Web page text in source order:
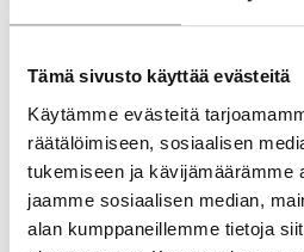
Tämä sivusto käyttää evästeitä
Käytämme evästeitä
räätälöimiseen, sosiaalisen
tukemiseen ja kävijämäärämme
jaamme sosiaalisen median,
alan kumppaneillemme tietoja
hanke. Rahoitamme useita hankkeita
Business Finlandin rahoittamissa
osarahoittajan roolissa, minkä lisäksi
myös rakennerahastohankkeisiin.
Yhteensä rahoittamissamme